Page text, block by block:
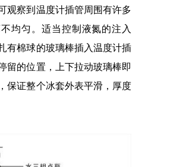
观察到温度计插管周围有许多
均匀。适当控制液氮的注入
有棉球的玻璃棒插入温度计插
留的位置，上下拉动玻璃棒即
保证整个冰套外表平滑，厚度